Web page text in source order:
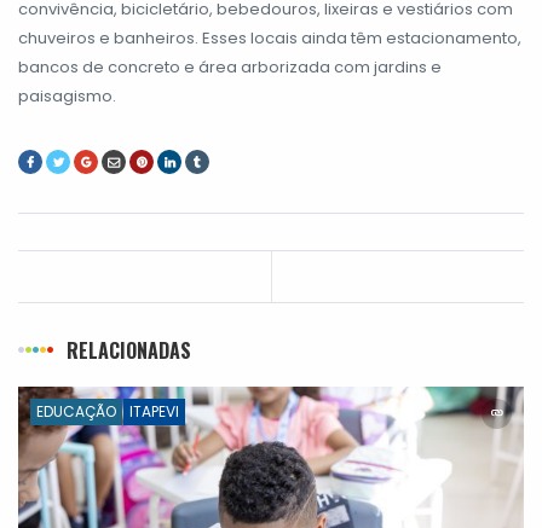
convivência, bicicletário, bebedouros, lixeiras e vestiários com
chuveiros e banheiros. Esses locais ainda têm estacionamento,
bancos de concreto e área arborizada com jardins e
paisagismo.
RELACIONADAS
EDUCAÇÃO ITAPEVI